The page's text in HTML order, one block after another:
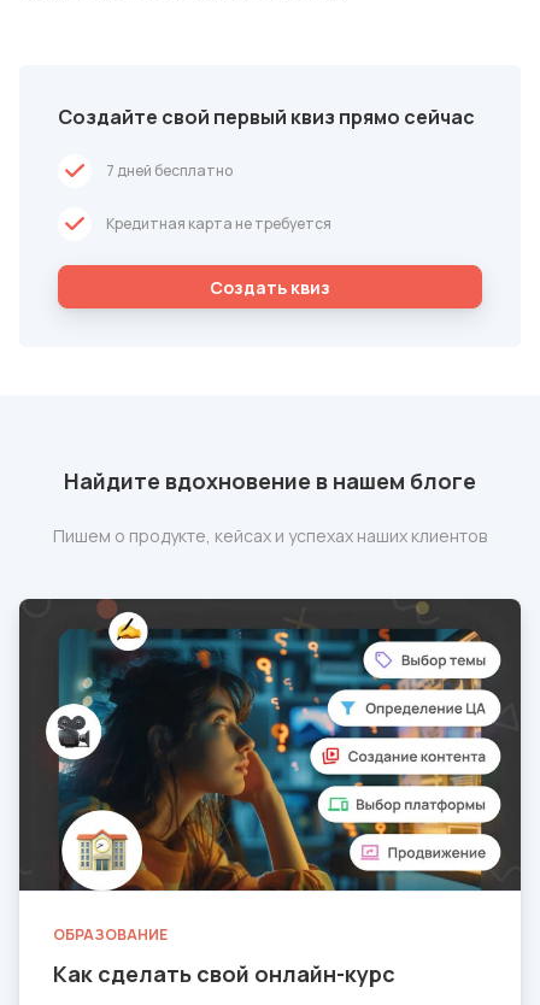
Создайте свой первый квиз прямо сейчас
7 дней бесплатно
Кредитная карта не требуется
Cоздать квиз
Найдите вдохновение в нашем блоге
Пишем о продукте, кейсах и успехах наших клиентов
ОБРАЗОВАНИЕ
Как сделать свой онлайн-курс